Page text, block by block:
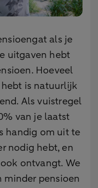
als je
uitgaven hebt
Hoeveel
is natuurlijk
Als vuistregel
van je laatst
handig om uit te
nodig hebt, en
ontvangt. We
minder pensioen